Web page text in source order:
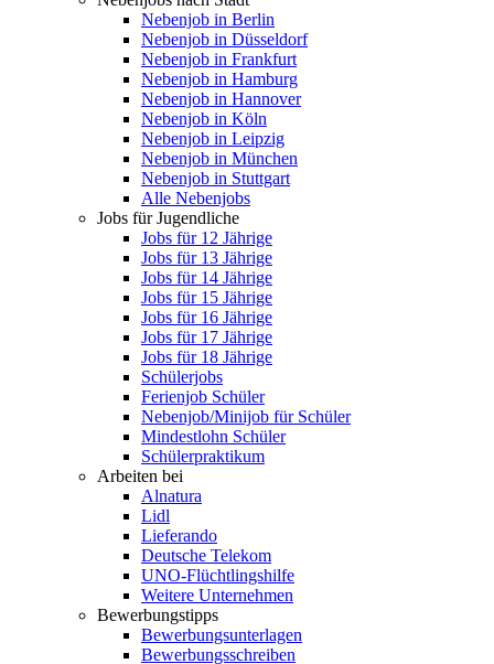
Nebenjob in Berlin
Nebenjob in Düsseldorf
Nebenjob in Frankfurt
Nebenjob in Hamburg
Nebenjob in Hannover
Nebenjob in Köln
Nebenjob in Leipzig
Nebenjob in München
Nebenjob in Stuttgart
Alle Nebenjobs
Jobs für Jugendliche
Jobs für 12 Jährige
Jobs für 13 Jährige
Jobs für 14 Jährige
Jobs für 15 Jährige
Jobs für 16 Jährige
Jobs für 17 Jährige
Jobs für 18 Jährige
Schülerjobs
Ferienjob Schüler
Nebenjob/Minijob für Schüler
Mindestlohn Schüler
Schülerpraktikum
Arbeiten bei
Alnatura
Lidl
Lieferando
Deutsche Telekom
UNO-Flüchtlingshilfe
Weitere Unternehmen
Bewerbungstipps
Bewerbungsunterlagen
Bewerbungsschreiben